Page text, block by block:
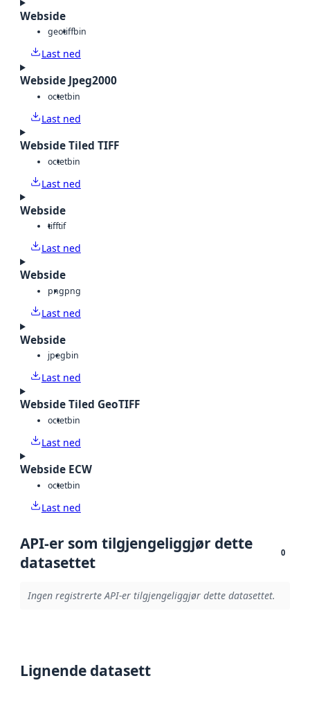
Webside
geotiffbin
Last ned
Webside Jpeg2000
octetbin
Last ned
Webside Tiled TIFF
octetbin
Last ned
Webside
tifftif
Last ned
Webside
pngpng
Last ned
Webside
jpegbin
Last ned
Webside Tiled GeoTIFF
octetbin
Last ned
Webside ECW
octetbin
Last ned
API-er som tilgjengeliggjør dette
datasettet
0
Ingen registrerte API-er tilgjengeliggjør dette datasettet.
Lignende datasett